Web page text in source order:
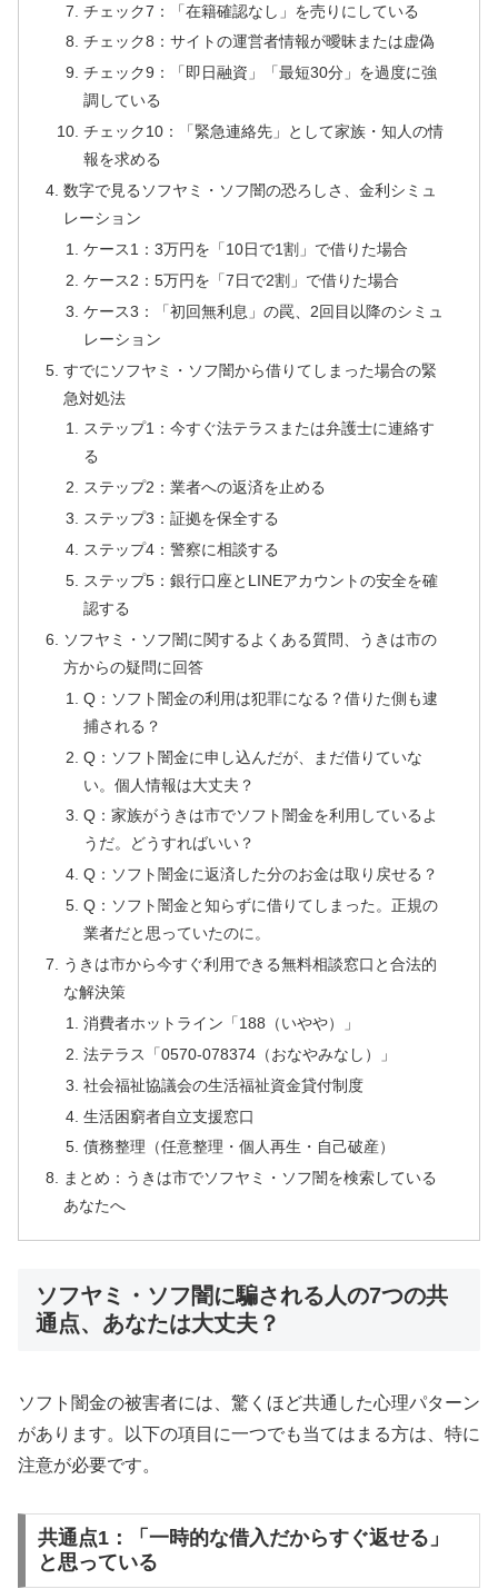
チェック7：「在籍確認なし」を売りにしている
チェック8：サイトの運営者情報が曖昧または虚偽
チェック9：「即日融資」「最短30分」を過度に強
調している
チェック10：「緊急連絡先」として家族・知人の情
報を求める
数字で見るソフヤミ・ソフ闇の恐ろしさ、金利シミュ
レーション
ケース1：3万円を「10日で1割」で借りた場合
ケース2：5万円を「7日で2割」で借りた場合
ケース3：「初回無利息」の罠、2回目以降のシミュ
レーション
すでにソフヤミ・ソフ闇から借りてしまった場合の緊
急対処法
ステップ1：今すぐ法テラスまたは弁護士に連絡す
る
ステップ2：業者への返済を止める
ステップ3：証拠を保全する
ステップ4：警察に相談する
ステップ5：銀行口座とLINEアカウントの安全を確
認する
ソフヤミ・ソフ闇に関するよくある質問、うきは市の
方からの疑問に回答
Q：ソフト闇金の利用は犯罪になる？借りた側も逮
捕される？
Q：ソフト闇金に申し込んだが、まだ借りていな
い。個人情報は大丈夫？
Q：家族がうきは市でソフト闇金を利用しているよ
うだ。どうすればいい？
Q：ソフト闇金に返済した分のお金は取り戻せる？
Q：ソフト闇金と知らずに借りてしまった。正規の
業者だと思っていたのに。
うきは市から今すぐ利用できる無料相談窓口と合法的
な解決策
消費者ホットライン「188（いやや）」
法テラス「0570-078374（おなやみなし）」
社会福祉協議会の生活福祉資金貸付制度
生活困窮者自立支援窓口
債務整理（任意整理・個人再生・自己破産）
まとめ：うきは市でソフヤミ・ソフ闇を検索している
あなたへ
ソフヤミ・ソフ闇に騙される人の7つの共
通点、あなたは大丈夫？
ソフト闇金の被害者には、驚くほど共通した心理パターン
があります。以下の項目に一つでも当てはまる方は、特に
注意が必要です。
共通点1：「一時的な借入だからすぐ返せる」
と思っている